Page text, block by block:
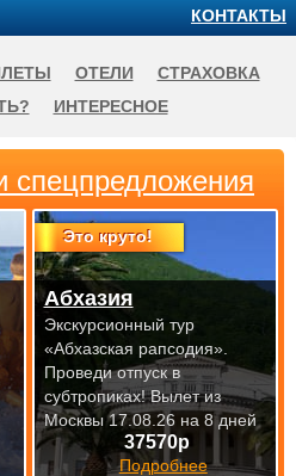
спецпредложения
Это круто!
37570р
Подробнее
Абхазия
Экскурсионный тур
«Абхазская рапсодия».
Проведи отпуск в
субтропиках!Вылет из
Москвы 17.08.26 на 8 дней
КОНТАКТЫ
ОТЕЛИ
СТРАХОВКА
ИНТЕРЕСНОЕ